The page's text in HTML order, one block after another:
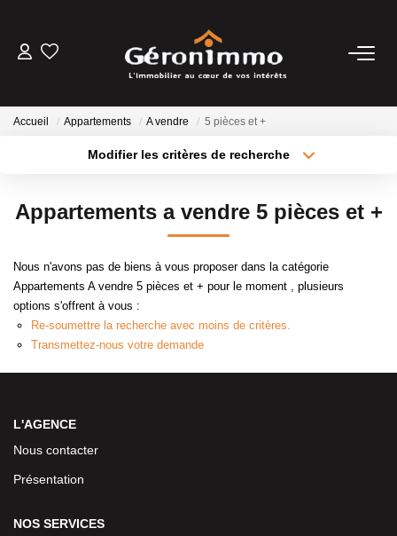
NOTRE AGENCE
Accueil Appartements A vendre 5 pièces et +
Modifier les critères de recherche
Sélectionnez...
Type de bien
Budget max Plus de critères
Appartements a vendre 5 pièces et +
Nous n'avons pas de biens à vous proposer dans la catégorie
Appartements A vendre 5 pièces et + pour le moment , plusieurs
options s'offrent à vous :
Re-soumettre la recherche avec moins de critères.
Transmettez-nous votre demande
L'AGENCE
Nous contacter
Présentation
NOS SERVICES